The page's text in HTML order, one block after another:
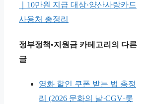
｜10만원 지급 대상·양산사랑카드
사용처 총정리
정부정책•지원금 카테고리의 다른
글
영화 할인 쿠폰 받는 법 총정
리 (2026 문화의 날·CGV·롯